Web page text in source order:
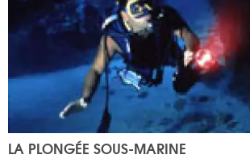
LA PLONGÉE SOUS-MARINE